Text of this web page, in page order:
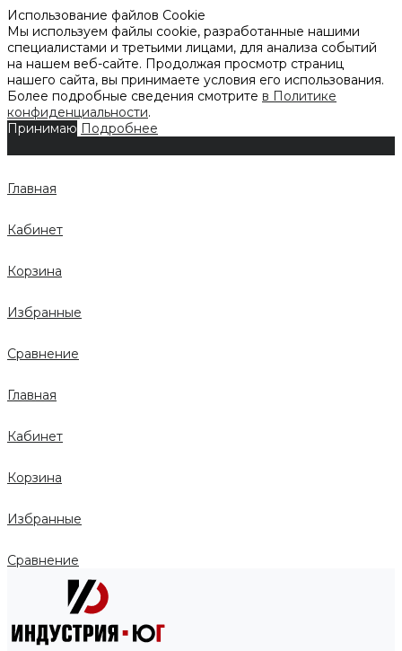
Использование файлов Cookie
Мы используем файлы cookie, разработанные нашими
специалистами и третьими лицами, для анализа событий
на нашем веб-сайте. Продолжая просмотр страниц
нашего сайта, вы принимаете условия его использования.
Более подробные сведения смотрите в Политике
конфиденциальности.
Принимаю Подробнее
Главная
Кабинет
Корзина
Избранные
Сравнение
Главная
Кабинет
Корзина
Избранные
Сравнение